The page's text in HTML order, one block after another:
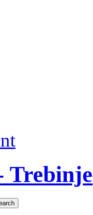
Trebinje